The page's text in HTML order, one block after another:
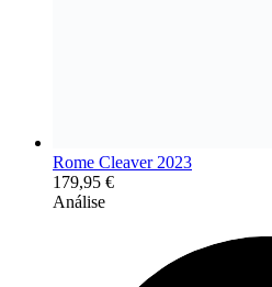
Rome Cleaver 2023
179,95 €
Análise